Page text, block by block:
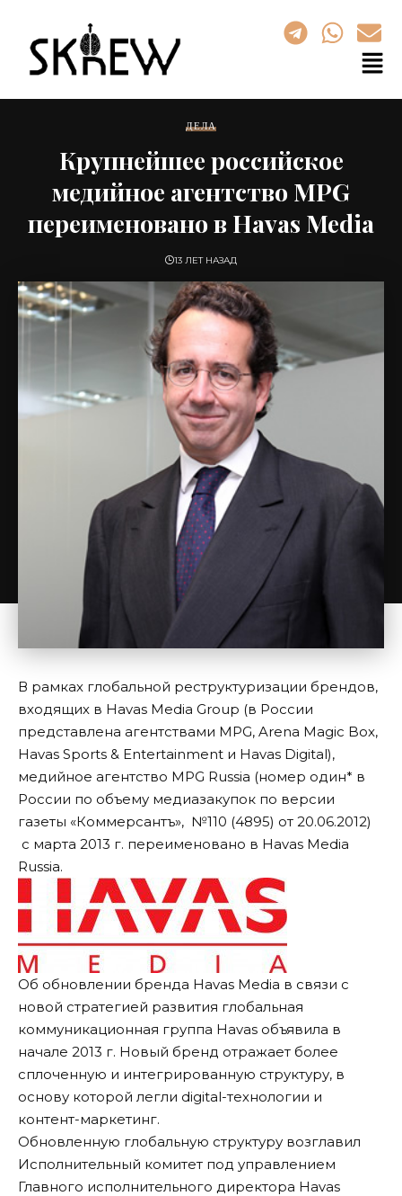
ДЕЛА
Крупнейшее российское
медийное агентство MPG
переименовано в Havas Media
13 ЛЕТ НАЗАД
В рамках глобальной реструктуризации брендов,
входящих в Havas Media Group (в России
представлена агентствами MPG, Arena Magic Box,
Havas Sports & Entertainment и Havas Digital),
медийное агентство MPG Russia (номер один* в
России по объему медиазакупок по версии
газеты «Коммерсантъ», №110 (4895) от 20.06.2012)
с марта 2013 г. переименовано в Havas Media
Russia.
Об обновлении бренда Havas Media в связи с
новой стратегией развития глобальная
коммуникационная группа Havas объявила в
начале 2013 г. Новый бренд отражает более
сплоченную и интегрированную структуру, в
основу которой легли digital-технологии и
контент-маркетинг.
Обновленную глобальную структуру возглавил
Исполнительный комитет под управлением
Главного исполнительного директора Havas